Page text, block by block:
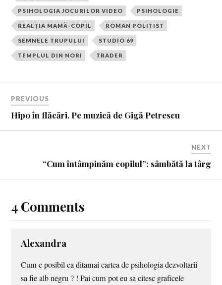
PSIHOLOGIA JOCURILOR VIDEO PSIHOLOGIE
REALȚIA MAMĂ-COPIL ROMAN POLITIST
SEMNELE TRUPULUI STUDIO 69
TEMPLUL DIN NORI TRADER
PREVIOUS
Hipo în flăcări. Pe muzică de Gigă Petrescu
NEXT
“Cum întâmpinăm copilul”: sâmbătă la târg
4 Comments
Alexandra
Cum e posibil ca ditamai cartea de psihologia dezvoltarii
sa fie alb negru ? ! Pai cum pot eu sa citesc graficele